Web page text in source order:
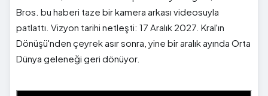
Bros. bu haberi taze bir kamera arkası videosuyla
patlattı. Vizyon tarihi netleşti: 17 Aralık 2027. Kral'ın
Dönüşü'nden çeyrek asır sonra, yine bir aralık ayında Orta
Dünya geleneği geri dönüyor.